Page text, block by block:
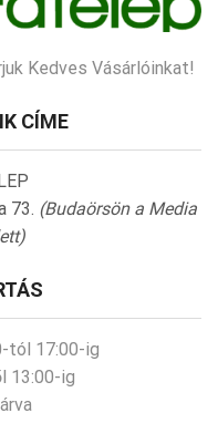
Kedves Vásárlóinkat!
CÍME
73. (Budaörsön a Media
tól 17:00-ig
13:00-ig